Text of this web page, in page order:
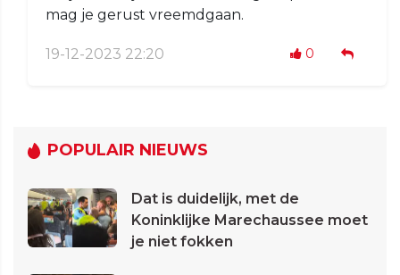
mag je gerust vreemdgaan.
19-12-2023 22:20 0
POPULAIR NIEUWS
Dat is duidelijk, met de
Koninklijke Marechaussee moet
je niet fokken